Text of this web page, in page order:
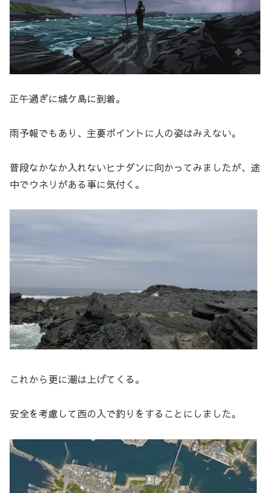
正午過ぎに城ケ島に到着。
雨予報でもあり、主要ポイントに人の姿はみえない。
普段なかなか入れないヒナダンに向かってみましたが、途
中でウネリがある事に気付く。
これから更に潮は上げてくる。
安全を考慮して西の入で釣りをすることにしました。